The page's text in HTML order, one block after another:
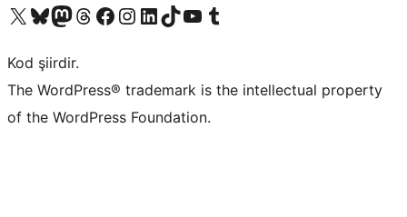
X (eski Twitter) hesabımıza bakın
Bluesky hesabımızı ziyaret edinMastodon hesabımızı ziyaret edinThreads hesabımızı ziyaret edinFacebook sayfamızı ziyaret edinInstagram hesabımızı ziyaret edinLinkedIn hesabımızı ziyaret edinTikTok hesabımızı ziyaret edinYouTube kanalımızı ziyaret edinTumblr hesabımızı ziyaret edin
Kod şiirdir.
The WordPress® trademark is the intellectual property
of the WordPress Foundation.